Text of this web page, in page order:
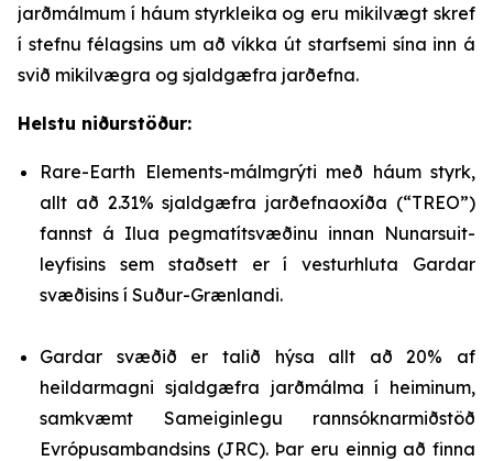
jarðmálmum í háum styrkleika og eru mikilvægt skref
í stefnu félagsins um að víkka út starfsemi sína inn á
svið mikilvægra og sjaldgæfra jarðefna.
Helstu niðurstöður:
Rare-Earth Elements-málmgrýti með háum styrk,
allt að 2.31% sjaldgæfra jarðefnaoxíða (“TREO”)
fannst á Ilua pegmatítsvæðinu innan Nunarsuit-
leyfisins sem staðsett er í vesturhluta Gardar
svæðisins í Suður-Grænlandi.
Gardar svæðið er talið hýsa allt að 20% af
heildarmagni sjaldgæfra jarðmálma í heiminum,
samkvæmt Sameiginlegu rannsóknarmiðstöð
Evrópusambandsins (JRC). Þar eru einnig að finna